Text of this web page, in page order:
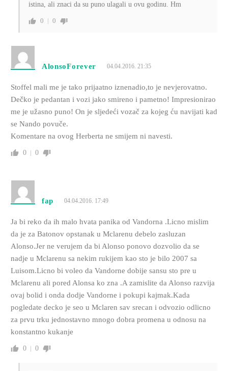
istina, ali znaci da su puno ulagali u ovu godinu. Hm
0 0
AlonsoForever 04.04.2016. 21:35
Stoffel mali me je tako prijaatno iznenadio,to je nevjerovatno.
Dečko je pedantan i vozi jako smireno i pametno! Impresionirao
me je užasno puno! On je sljedeći vozač za kojeg ću navijati kad
se Nando povuče.
Komentare na ovog Herberta ne smijem ni navesti.
0 0
fap 04.04.2016. 17:49
Ja bi reko da ih malo hvata panika od Vandorna .Licno mislim
da je za Batonov opstanak u Mclarenu debelo zasluzan
Alonso.Jer ne verujem da bi Alonso ponovo dozvolio da se
nadje u Mclarenu sa nekim rukijem kao sto je bilo 2007 sa
Luisom.Licno bi voleo da Vandorne dobije sansu sto pre u
Mclarenu ali pored Alonsa ko zna .A zamislite da Alonso razvija
ovaj bolid i onda dodje Vandorne i pokupi kajmak.Kada
pogledate decko je seo u Mclaren sav srecan i odvozio odlicno
za prvu trku jednostavno mnogo dobra promena u odnosu na
konstantno kukanje
0 0